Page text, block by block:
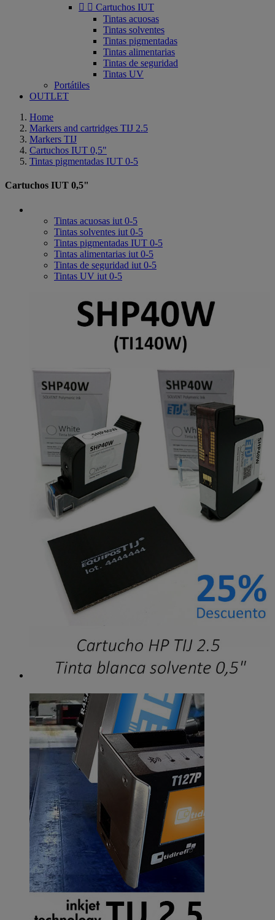
  Cartuchos IUT
Tintas acuosas
Tintas solventes
Tintas pigmentadas
Tintas alimentarias
Tintas de seguridad
Tintas UV
Portátiles
OUTLET
Home
Markers and cartridges TIJ 2.5
Markers TIJ
Cartuchos IUT 0,5"
Tintas pigmentadas IUT 0-5
Cartuchos IUT 0,5"
Tintas acuosas iut 0-5
Tintas solventes iut 0-5
Tintas pigmentadas IUT 0-5
Tintas alimentarias iut 0-5
Tintas de seguridad iut 0-5
Tintas UV iut 0-5